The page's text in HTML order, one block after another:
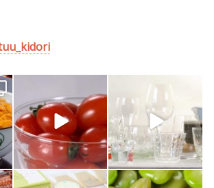
2月 14
shokutuu_kidori
2月 13
shokutuu_kidori shokutuu_kidori